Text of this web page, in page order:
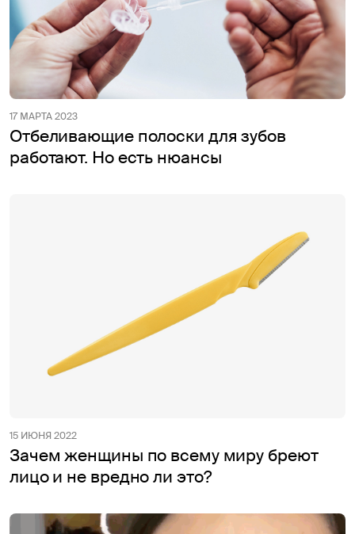
17 МАРТА 2023
Отбеливающие полоски для зубов
работают. Но есть нюансы
15 ИЮНЯ 2022
Зачем женщины по всему миру бреют
лицо и не вредно ли это?